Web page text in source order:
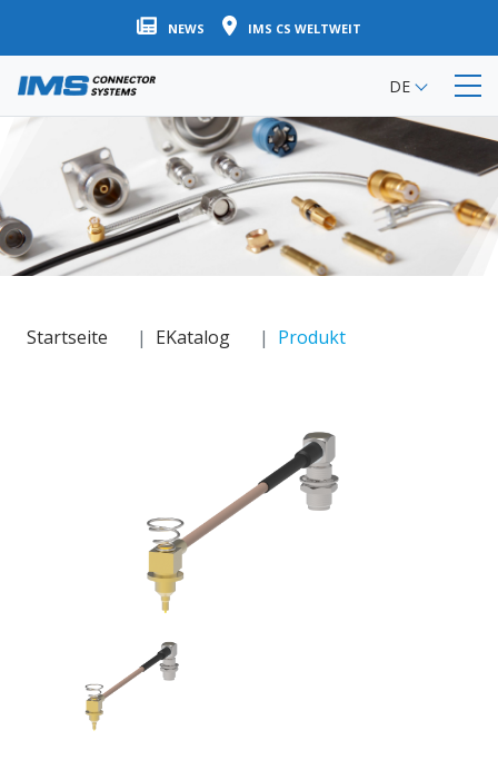
zum
NEWS IMS CS WELTWEIT
DE
Startseite EKatalog Produkt